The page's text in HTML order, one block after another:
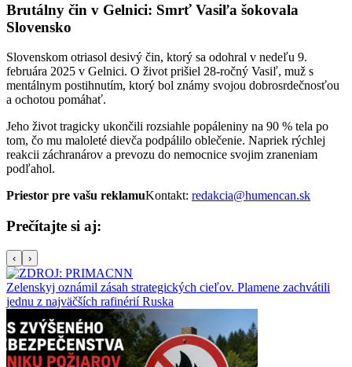
Brutálny čin v Gelnici: Smrť Vasiľa šokovala
Slovensko
Slovenskom otriasol desivý čin, ktorý sa odohral v nedeľu 9.
februára 2025 v Gelnici. O život prišiel 28-ročný Vasiľ, muž s
mentálnym postihnutím, ktorý bol známy svojou dobrosrdečnosťou
a ochotou pomáhať.
Jeho život tragicky ukončili rozsiahle popáleniny na 90 % tela po
tom, čo mu maloleté dievča podpálilo oblečenie. Napriek rýchlej
reakcii záchranárov a prevozu do nemocnice svojim zraneniam
podľahol.
Priestor pre vašu reklamuKontakt: redakcia@humencan.sk
Prečítajte si aj:
‹ ›
Zelenskyj oznámil zásah strategických cieľov. Plamene zachvátili
jednu z najväčších rafinérií Ruska